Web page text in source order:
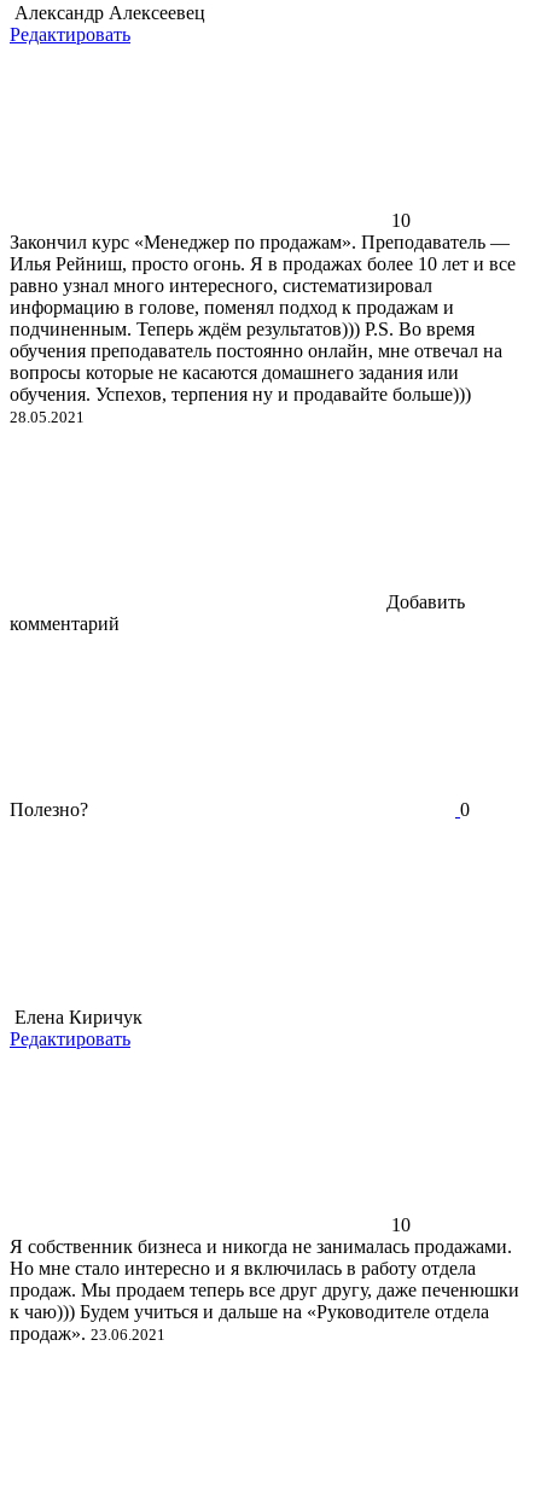
Александр Алексеевец
Редактировать
10
Закончил курс «Менеджер по продажам». Преподаватель —
Илья Рейниш, просто огонь. Я в продажах более 10 лет и все
равно узнал много интересного, систематизировал
информацию в голове, поменял подход к продажам и
подчиненным. Теперь ждём результатов))) P.S. Во время
обучения преподаватель постоянно онлайн, мне отвечал на
вопросы которые не касаются домашнего задания или
обучения. Успехов, терпения ну и продавайте больше)))
28.05.2021
Добавить
комментарий
Полезно? 0
Елена Киричук
Редактировать
10
Я собственник бизнеса и никогда не занималась продажами.
Но мне стало интересно и я включилась в работу отдела
продаж. Мы продаем теперь все друг другу, даже печенюшки
к чаю))) Будем учиться и дальше на «Руководителе отдела
продаж». 23.06.2021